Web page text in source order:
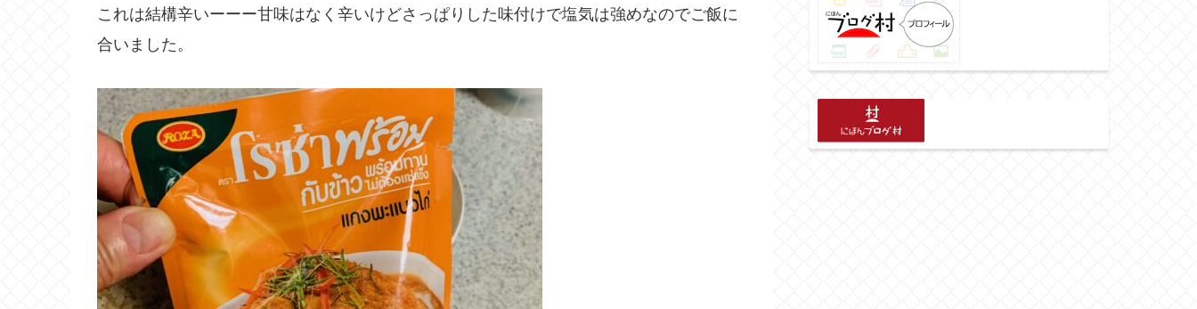
これは結構辛いーーー甘味はなく辛いけどさっぱりした味付けで塩気は強めなのでご飯に
合いました。